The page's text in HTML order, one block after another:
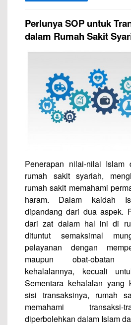
Perlunya SOP untuk
dalam Rumah Sakit
Penerapan nilai-nilai Islam
rumah sakit syariah,
rumah sakit memahami
haram. Dalam kaidah
dipandang dari dua aspek.
dari zat dalam hal ini di
dituntut semaksimal
pelayanan dengan
maupun obat-obatan
kehalalannya, kecuali
Sementara kehalalan yang
sisi transaksinya, rumah
memahami
diperbolehkan dalam Islam